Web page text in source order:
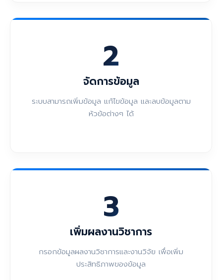
2
จัดการข้อมูล
ระบบสามารถเพิ่มข้อมูล แก้ไขข้อมูล และลบข้อมูลตาม
หัวข้อต่างๆ ได้
3
เพิ่มผลงานวิชาการ
กรอกข้อมูลผลงานวิชาการและงานวิจัย เพื่อเพิ่ม
ประสิทธิภาพของข้อมูล